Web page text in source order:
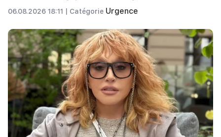
06.08.2026 18:11 | Catégorie Urgence